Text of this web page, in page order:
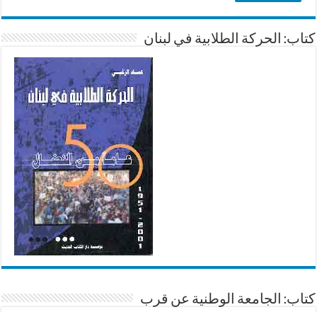
كتاب: الحركة الطلابية في لبنان
كتاب: الجامعة الوطنية عن قرب